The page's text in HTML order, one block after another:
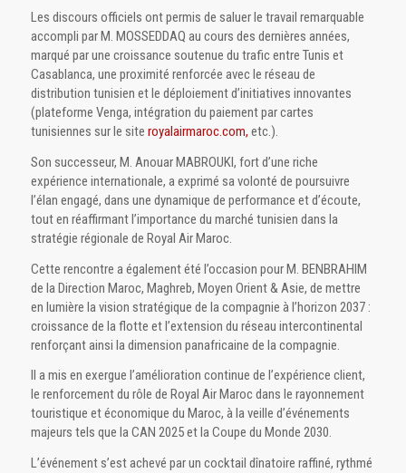
Les discours officiels ont permis de saluer le travail remarquable
accompli par M. MOSSEDDAQ au cours des dernières années,
marqué par une croissance soutenue du trafic entre Tunis et
Casablanca, une proximité renforcée avec le réseau de
distribution tunisien et le déploiement d’initiatives innovantes
(plateforme Venga, intégration du paiement par cartes
tunisiennes sur le site royalairmaroc.com, etc.).
Son successeur, M. Anouar MABROUKI, fort d’une riche
expérience internationale, a exprimé sa volonté de poursuivre
l’élan engagé, dans une dynamique de performance et d’écoute,
tout en réaffirmant l’importance du marché tunisien dans la
stratégie régionale de Royal Air Maroc.
Cette rencontre a également été l’occasion pour M. BENBRAHIM
de la Direction Maroc, Maghreb, Moyen Orient & Asie, de mettre
en lumière la vision stratégique de la compagnie à l’horizon 2037 :
croissance de la flotte et l’extension du réseau intercontinental
renforçant ainsi la dimension panafricaine de la compagnie.
Il a mis en exergue l’amélioration continue de l’expérience client,
le renforcement du rôle de Royal Air Maroc dans le rayonnement
touristique et économique du Maroc, à la veille d’événements
majeurs tels que la CAN 2025 et la Coupe du Monde 2030.
L’événement s’est achevé par un cocktail dînatoire raffiné, rythmé